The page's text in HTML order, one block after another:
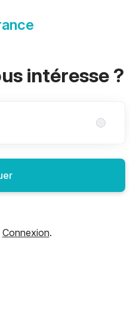
intéresse ?
Connexion.